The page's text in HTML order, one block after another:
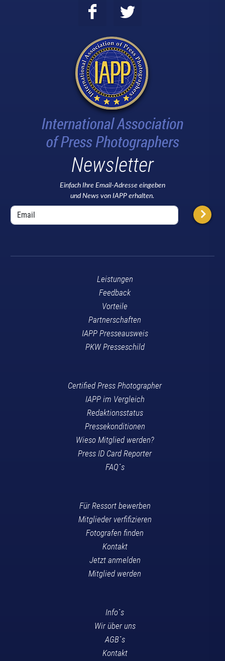
Newsletter
Einfach Ihre Email-Adresse eingeben
und News von IAPP erhalten.
Leistungen
Feedback
Vorteile
Partnerschaften
IAPP Presseausweis
PKW Presseschild
Certified Press Photographer
IAPP im Vergleich
Redaktionsstatus
Pressekonditionen
Wieso Mitglied werden?
Press ID Card Reporter
FAQ´s
Für Ressort bewerben
Mitglieder verfifizieren
Fotografen finden
Kontakt
Jetzt anmelden
Mitglied werden
Info´s
Wir über uns
AGB´s
Kontakt